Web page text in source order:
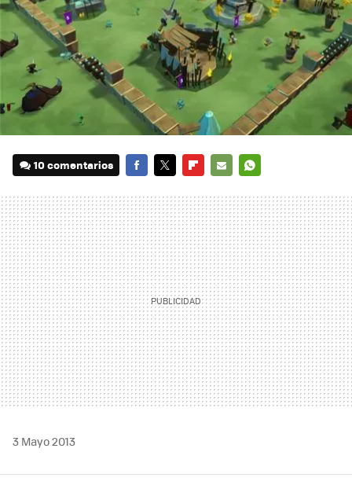
10 comentarios
MAIL
3 Mayo 2013